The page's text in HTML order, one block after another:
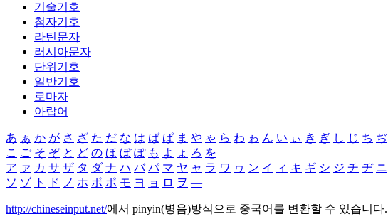
기술기호
첨자기호
라틴문자
러시아문자
단위기호
일반기호
로마자
아랍어
あ ぁ か が さ ざ た だ な は ば ぱ ま や ゃ ら わ ゎ ん い ぃ き ぎ し じ ち ぢ
こ ご そ ぞ と ど の ほ ぼ ぽ も よ ょ ろ を
ア ァ カ サ ザ タ ダ ナ ハ バ パ マ ヤ ャ ラ ワ ヮ ン イ ィ キ ギ シ ジ チ ヂ ニ
ソ ゾ ト ド ノ ホ ボ ポ モ ヨ ョ ロ ヲ ―
http://chineseinput.net/에서 pinyin(병음)방식으로 중국어를 변환할 수 있습니다.